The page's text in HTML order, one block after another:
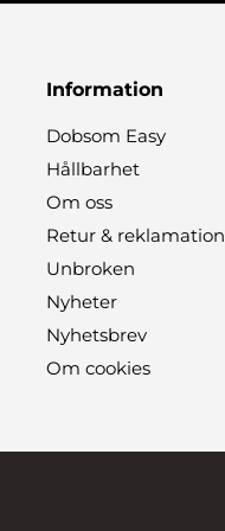
Information
Dobsom Easy
Hållbarhet
Om oss
Retur & reklamation
Unbroken
Nyheter
Nyhetsbrev
Om cookies